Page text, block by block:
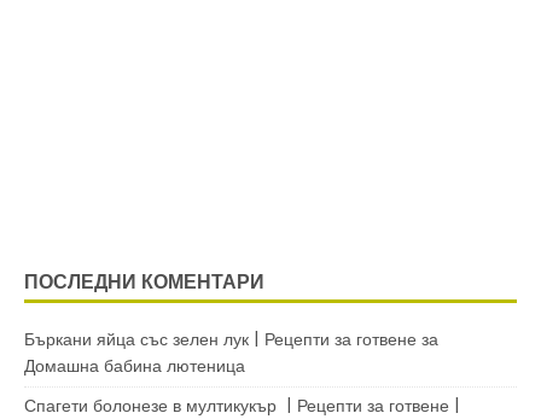
ПОСЛЕДНИ КОМЕНТАРИ
Бъркани яйца със зелен лук | Рецепти за готвене за
Домашна бабина лютеница
Спагети болонезе в мултикукър | Рецепти за готвене |